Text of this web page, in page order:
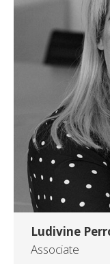
Ludivine
Associate